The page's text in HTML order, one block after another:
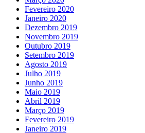
Fevereiro 2020
Janeiro 2020
Dezembro 2019
Novembro 2019
Outubro 2019
Setembro 2019
Agosto 2019
Julho 2019
Junho 2019
Maio 2019
Abril 2019
Março 2019
Fevereiro 2019
Janeiro 2019